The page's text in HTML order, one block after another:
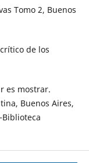
Tomo 2, Buenos
de los
es mostrar.
Buenos Aires,